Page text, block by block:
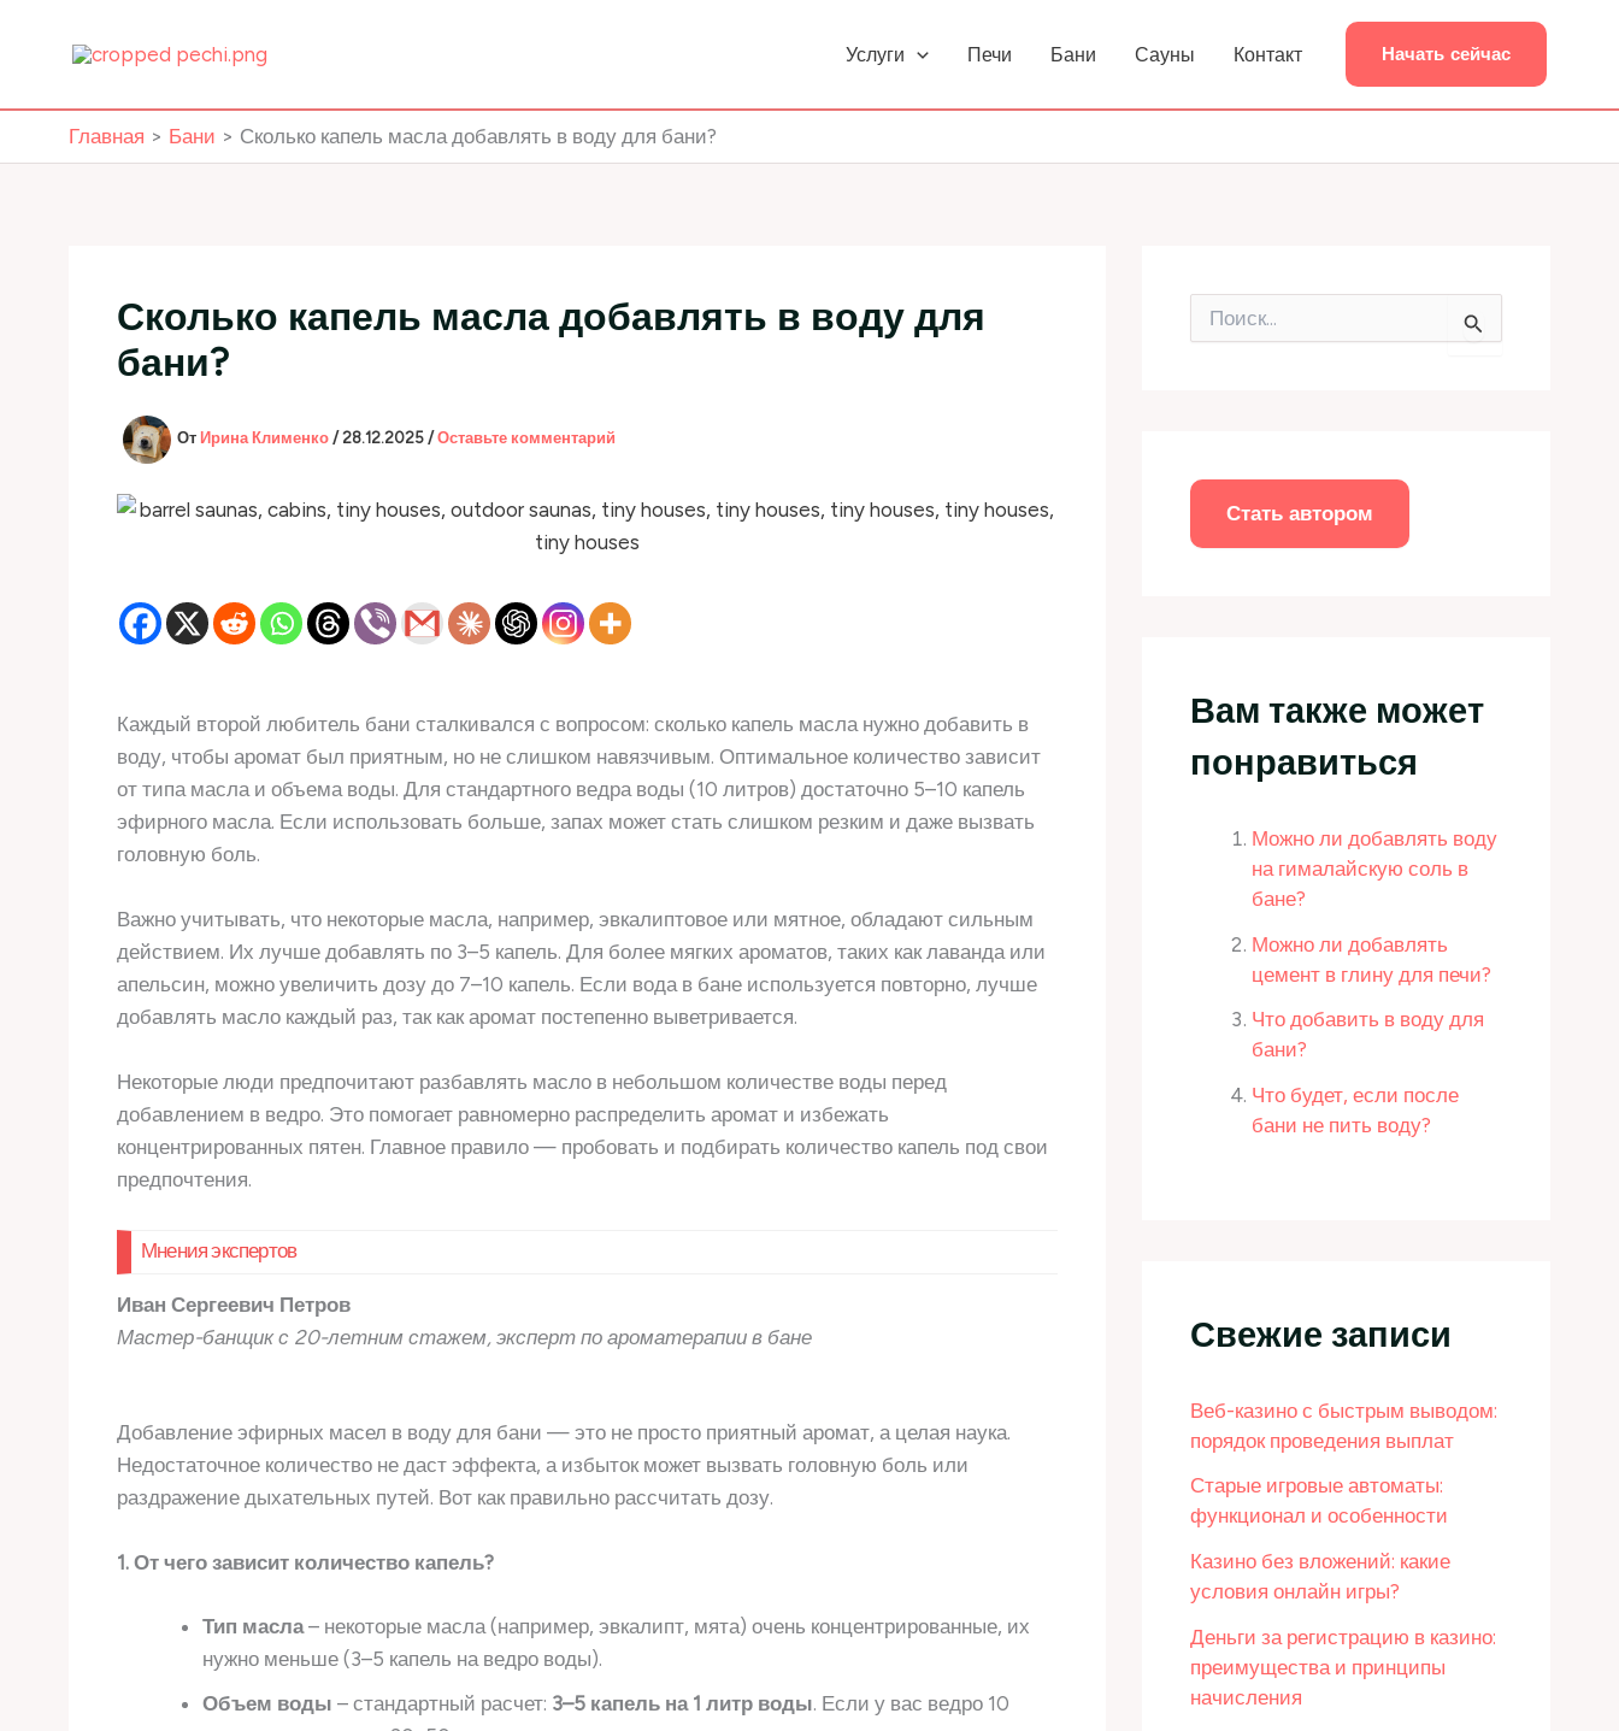
Услуги Печи Бани Сауны Контакт Начать сейчас
Главная Бани Сколько капель масла добавлять в воду для бани?
Сколько капель масла добавлять в воду для
бани?
От Ирина Клименко / 28.12.2025 / Оставьте комментарий
Каждый второй любитель бани сталкивался с вопросом: сколько капель масла нужно добавить в
воду, чтобы аромат был приятным, но не слишком навязчивым. Оптимальное количество зависит
от типа масла и объема воды. Для стандартного ведра воды (10 литров) достаточно 5–10 капель
эфирного масла. Если использовать больше, запах может стать слишком резким и даже вызвать
головную боль.
Важно учитывать, что некоторые масла, например, эвкалиптовое или мятное, обладают сильным
действием. Их лучше добавлять по 3–5 капель. Для более мягких ароматов, таких как лаванда или
апельсин, можно увеличить дозу до 7–10 капель. Если вода в бане используется повторно, лучше
добавлять масло каждый раз, так как аромат постепенно выветривается.
Некоторые люди предпочитают разбавлять масло в небольшом количестве воды перед
добавлением в ведро. Это помогает равномерно распределить аромат и избежать
концентрированных пятен. Главное правило — пробовать и подбирать количество капель под свои
предпочтения.
Мнения экспертов
Иван Сергеевич Петров
Мастер-банщик с 20-летним стажем, эксперт по ароматерапии в бане
Добавление эфирных масел в воду для бани — это не просто приятный аромат, а целая наука.
Недостаточное количество не даст эффекта, а избыток может вызвать головную боль или
раздражение дыхательных путей. Вот как правильно рассчитать дозу.
1. От чего зависит количество капель?
Тип масла– некоторые масла (например, эвкалипт, мята) очень концентрированные, их
нужно меньше (3–5 капель на ведро воды).
Объем воды – стандартный расчет: 3–5 капель на 1 литр воды. Если у вас ведро 10
Стать автором
Вам также может
понравиться
Можно ли добавлять воду
на гималайскую соль в
бане?
Можно ли добавлять
цемент в глину для печи?
Что добавить в воду для
бани?
Что будет, если после
бани не пить воду?
Свежие записи
Веб-казино с быстрым выводом:
порядок проведения выплат
Старые игровые автоматы:
функционал и особенности
Казино без вложений: какие
условия онлайн игры?
Деньги за регистрацию в казино:
преимущества и принципы
начисления